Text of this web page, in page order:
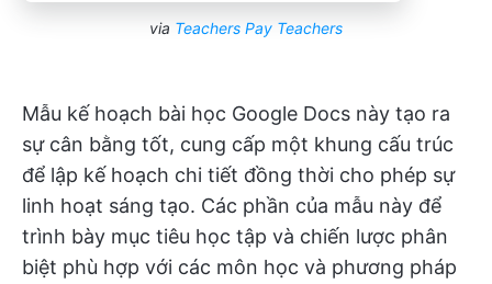
via Teachers Pay Teachers
Mẫu kế hoạch bài học Google Docs này tạo ra
sự cân bằng tốt, cung cấp một khung cấu trúc
để lập kế hoạch chi tiết đồng thời cho phép sự
linh hoạt sáng tạo. Các phần của mẫu này để
trình bày mục tiêu học tập và chiến lược phân
biệt phù hợp với các môn học và phương pháp